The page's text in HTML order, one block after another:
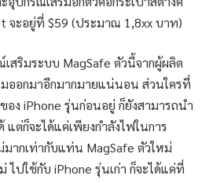
จะอยู่ที่ $59 (ประมาณ 1,8xx บาท)
ริมระบบ MagSafe ตัวนี้จากผู้ผลิต
ออกมาอีกมากมายแน่นอน ส่วนใครที่
อง iPhone รุ่นก่อนอยู่ ก็ยังสามารถนำ
แต่ก็จะได้แค่เพียงกำลังไฟในการ
ากเท่ากับแท่น MagSafe ตัวใหม่
ปใช้กับ iPhone รุ่นเก่า ก็จะได้แค่ที่